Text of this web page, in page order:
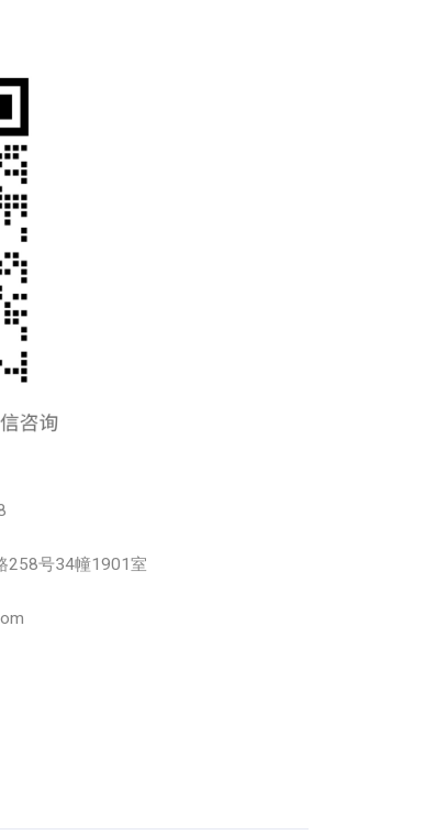
258号34幢1901室